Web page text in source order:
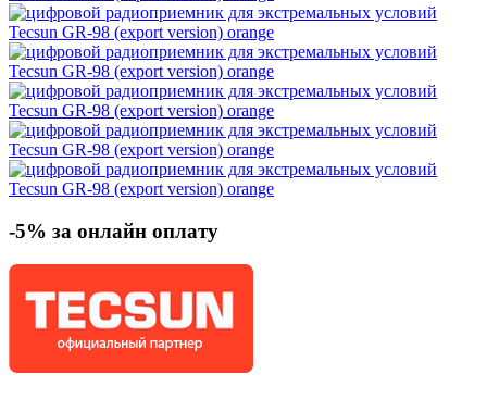
-5% за онлайн оплату